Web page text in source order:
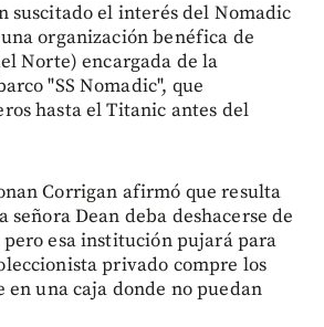
suscitado el interés del Nomadic
organización benéfica de
Norte) encargada de la
"SS Nomadic", que
hasta el Titanic antes del
Corrigan afirmó que resulta
señora Dean deba deshacerse de
esa institución pujará para
privado compre los
en una caja donde no puedan